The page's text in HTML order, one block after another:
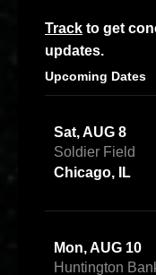
Track to get
updates.
Upcoming Dates
Sat, AUG 8
Soldier Field
Chicago, IL
Mon, AUG 10
Huntington